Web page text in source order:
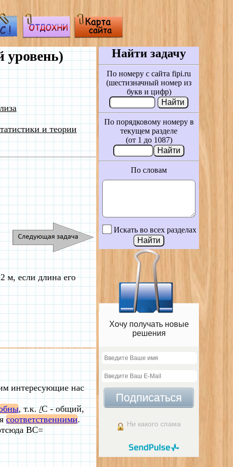
уровень)
и теории
м, если длина его
интересующие нас
, т.к. /C - общий,
соответственними.
BC=
Найти задачу
По номеру с сайта fipi.ru
(шестизначный номер из
букв и цифр)
По порядковому номеру в
текущем разделе
(от 1 до 1087)
По словам
Искать во всех разделах
Хочу получать новые
решения
Подписаться
Ни какого спама